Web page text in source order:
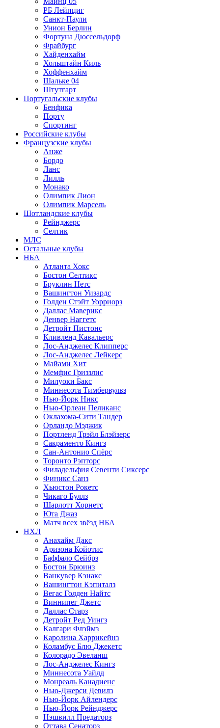
РБ Лейпциг
Санкт-Паули
Унион Берлин
Фортуна Дюссельдорф
Фрайбург
Хайденхайм
Хольштайн Киль
Хоффенхайм
Шальке 04
Штутгарт
Португальские клубы
Бенфика
Порту
Спортинг
Российские клубы
Французские клубы
Анже
Бордо
Ланс
Лилль
Монако
Олимпик Лион
Олимпик Марсель
Шотландские клубы
Рейнджерс
Селтик
МЛС
Остальные клубы
НБА
Атланта Хокс
Бостон Селтикс
Бруклин Нетс
Вашингтон Уизардс
Голден Стэйт Уорриорз
Даллас Маверикс
Денвер Наггетс
Детройт Пистонс
Кливленд Кавальерс
Лос-Анджелес Клипперс
Лос-Анджелес Лейкерс
Майами Хит
Мемфис Гриззлис
Милуоки Бакс
Миннесота Тимбервулвз
Нью-Йорк Никс
Нью-Орлеан Пеликанс
Оклахома-Сити Тандер
Орландо Мэджик
Портленд Трэйл Блэйзерс
Сакраменто Кингз
Сан-Антонио Спёрс
Торонто Рэпторс
Филадельфия Севенти Сиксерс
Финикс Санз
Хьюстон Рокетс
Чикаго Буллз
Шарлотт Хорнетс
Юта Джаз
Матч всех звёзд НБА
НХЛ
Анахайм Дакс
Аризона Койотис
Баффало Сейбрз
Бостон Брюинз
Ванкувер Кэнакс
Вашингтон Кэпиталз
Вегас Голден Найтс
Виннипег Джетс
Даллас Старз
Детройт Ред Уингз
Калгари Флэймз
Каролина Харрикейнз
Коламбус Блю Джекетс
Колорадо Эвеланш
Лос-Анджелес Кингз
Миннесота Уайлд
Монреаль Канадиенс
Нью-Джерси Девилз
Нью-Йорк Айлендерс
Нью-Йорк Рейнджерс
Нэшвилл Предаторз
Оттава Сенаторз